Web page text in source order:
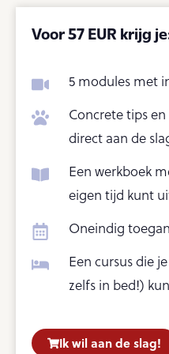
Voor 57 EUR krijg
5 modules met
Concrete tips
direct aan de
Een werkboek
eigen tijd kunt
Oneindig
Een cursus die
zelfs in bed!)
Ik wil aan de slag!